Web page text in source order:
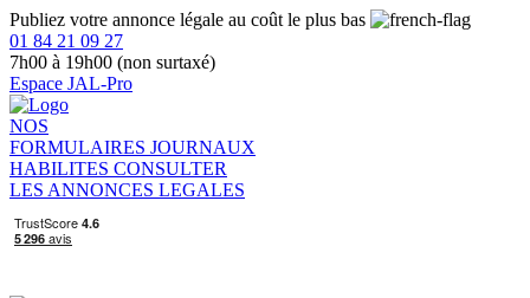
Publiez votre annonce légale au coût le plus bas
01 84 21 09 27
7h00 à 19h00 (non surtaxé)
Espace JAL-Pro
NOS
FORMULAIRES JOURNAUX
HABILITES CONSULTER
LES ANNONCES LEGALES